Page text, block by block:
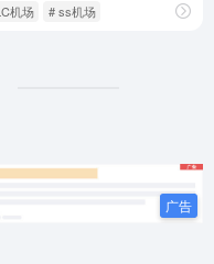
机场 # ss机场